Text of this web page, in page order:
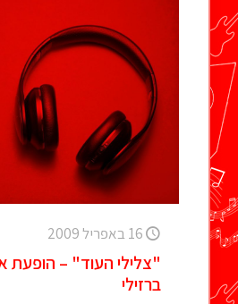
16 באפריל 2009
"צלילי העוד" – הופעת
ברזילי